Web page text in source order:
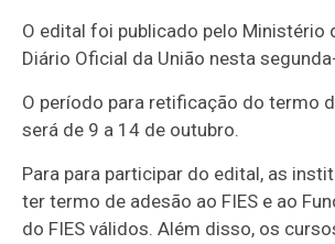
O edital foi publicado pelo Ministério
Diário Oficial da União nesta
O período para retificação do termo
será de 9 a 14 de outubro.
Para para participar do edital, as
ter termo de adesão ao FIES e ao
do FIES válidos. Além disso, os